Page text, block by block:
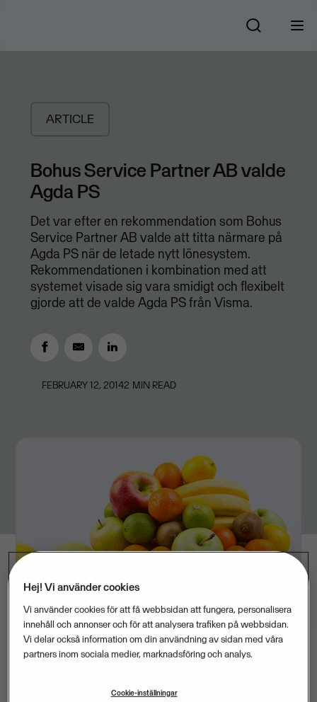
ARTICLE
Bohus Service Partner AB valde
Agda PS
Det var efter en rekommendation som Bohus
Service Partner AB valde att titta närmare på
Agda PS när de letade nytt lönesystem.
Rekommendationen i kombination med att
systemet visade sig vara smidigt och flexibelt
gjorde att de valde Agda PS från Visma.
FEBRUARY 12, 20142 MIN READ
Hej! Vi använder cookies
Vi använder cookies för att få webbsidan att fungera, personalisera
innehåll och annonser och för att analysera trafiken på webbsidan.
Vi delar också information om din användning av sidan med våra
partners inom sociala medier, marknadsföring och analys.
Cookie-inställningar